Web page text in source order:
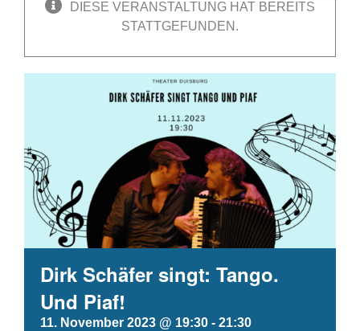
DIESE VERANSTALTUNG HAT BEREITS
STATTGEFUNDEN.
Dirk Schäfer singt: Tango.
Und Piaf!
11. November 2023 @ 19:30 - 21:30